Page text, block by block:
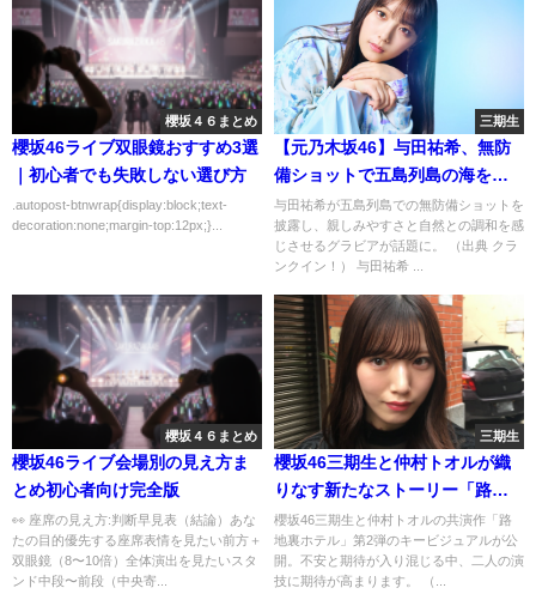
櫻坂４６まとめ
櫻坂46ライブ双眼鏡おすすめ3選
｜初心者でも失敗しない選び方
.autopost-btnwrap{display:block;text-
decoration:none;margin-top:12px;}...
三期生
【元乃木坂46】与田祐希、無防
備ショットで五島列島の海を制
覇！
与田祐希が五島列島での無防備ショットを
披露し、親しみやすさと自然との調和を感
じさせるグラビアが話題に。 （出典 クラ
ンクイン！） 与田祐希 ...
櫻坂４６まとめ
櫻坂46ライブ会場別の見え方ま
とめ初心者向け完全版
👀 座席の見え方:判断早見表（結論）あな
たの目的優先する座席表情を見たい前方＋
双眼鏡（8〜10倍）全体演出を見たいスタ
ンド中段〜前段（中央寄...
三期生
櫻坂46三期生と仲村トオルが織
りなす新たなストーリー「路地
裏ホテル」
櫻坂46三期生と仲村トオルの共演作「路
地裏ホテル」第2弾のキービジュアルが公
開。不安と期待が入り混じる中、二人の演
技に期待が高まります。 （...